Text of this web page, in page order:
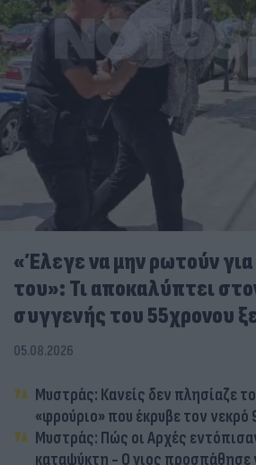
«Έλεγε να μην ρωτούν
του»: Τι αποκαλύπτει
συγγενής του 55χρονου
05.08.2026
Μυστράς: Κανείς δεν πλησίαζε
«φρούριο» που έκρυβε τον νεκρό
Μυστράς: Πώς οι Αρχές
καταψύκτη - Ο γιος προσπάθησε